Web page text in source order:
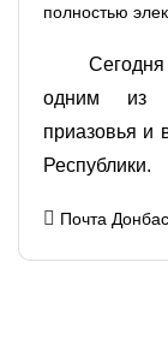
полностью
одним из
приазовья и
Республики.
Почта